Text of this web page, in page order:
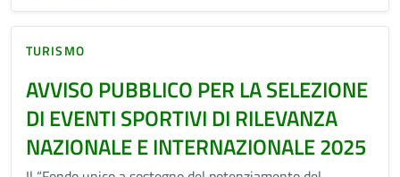
TURISMO
AVVISO PUBBLICO PER LA SELEZIONE
DI EVENTI SPORTIVI DI RILEVANZA
NAZIONALE E INTERNAZIONALE 2025